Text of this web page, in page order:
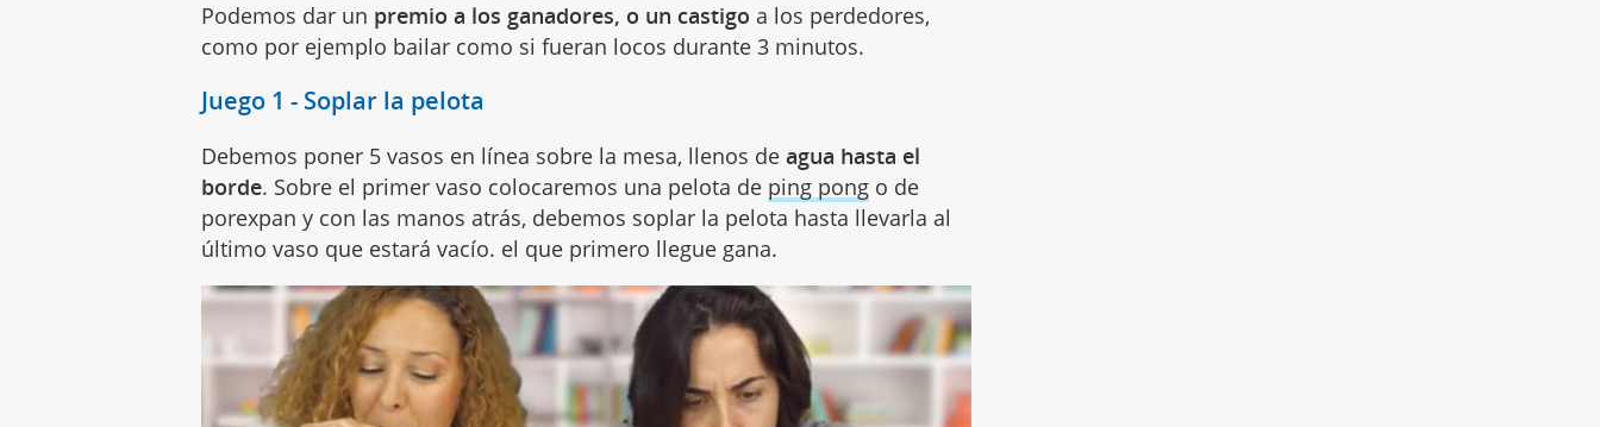
Podemos dar un premio a los ganadores, o un castigo a los perdedores,
como por ejemplo bailar como si fueran locos durante 3 minutos.
Juego 1 - Soplar la pelota
Debemos poner 5 vasos en línea sobre la mesa, llenos de agua hasta el
borde. Sobre el primer vaso colocaremos una pelota de ping pong o de
porexpan y con las manos atrás, debemos soplar la pelota hasta llevarla al
último vaso que estará vacío. el que primero llegue gana.